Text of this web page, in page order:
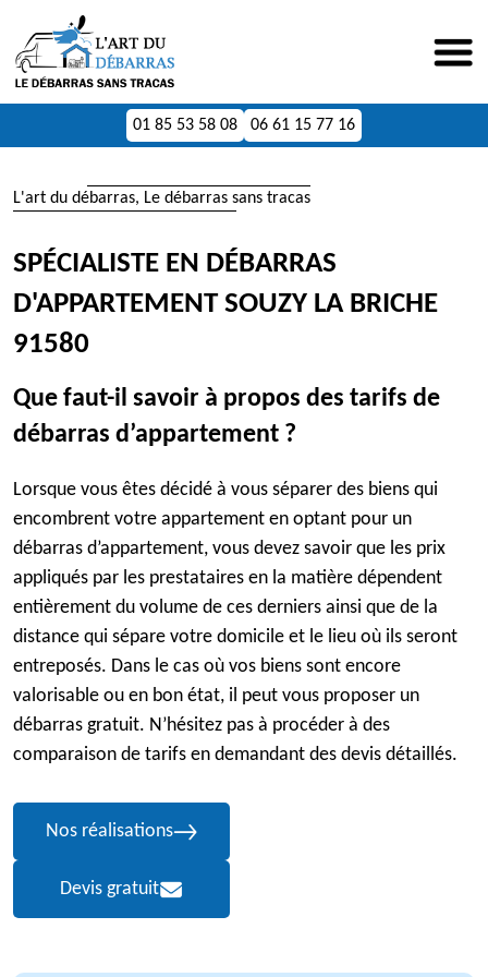
01 85 53 58 08 06 61 15 77 16
L'art du débarras, Le débarras sans tracas
SPÉCIALISTE EN DÉBARRAS
D'APPARTEMENT SOUZY LA BRICHE
91580
Que faut-il savoir à propos des tarifs de
débarras d’appartement ?
Lorsque vous êtes décidé à vous séparer des biens qui
encombrent votre appartement en optant pour un
débarras d’appartement, vous devez savoir que les prix
appliqués par les prestataires en la matière dépendent
entièrement du volume de ces derniers ainsi que de la
distance qui sépare votre domicile et le lieu où ils seront
entreposés. Dans le cas où vos biens sont encore
valorisable ou en bon état, il peut vous proposer un
débarras gratuit. N’hésitez pas à procéder à des
comparaison de tarifs en demandant des devis détaillés.
Nos réalisations
Devis gratuit